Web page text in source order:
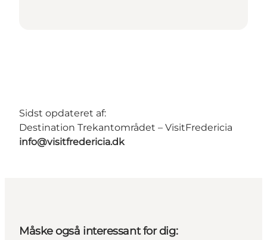
Sidst opdateret af:
Destination Trekantområdet – VisitFredericia
info@visitfredericia.dk
Måske også interessant for dig: